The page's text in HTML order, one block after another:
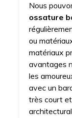
Nous
ossature
ou
matériaux
avantages
les
avec un
très court